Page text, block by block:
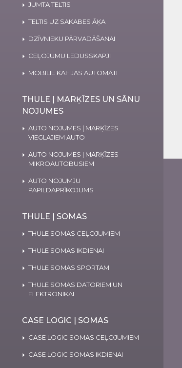
JUMTA TELTIS
TELTIS UZ SAKABES ĀĶA
DZĪVNIEKU PĀRVADĀŠANAI
CEĻOJUMU LEDUSSKAPJI
MOBĪLIE KAFIJAS AUTOMĀTI
THULE | MARĶĪZES UN SĀNU
NOJUMES
AUTO NOJUMES | MARĶĪZES
VIEGLAJIEM AUTO
AUTO NOJUMES | MARĶĪZES
MIKROAUTOBUSIEM
AUTO NOJUMJU
PAPILDAPRĪKOJUMS
THULE | SOMAS
THULE SOMAS CEĻOJUMIEM
THULE SOMAS IKDIENAI
THULE SOMAS SPORTAM
THULE SOMAS DATORIEM UN
ELEKTRONIKAI
CASE LOGIC | SOMAS
CASE LOGIC SOMAS CEĻOJUMIEM
CASE LOGIC SOMAS IKDIENAI